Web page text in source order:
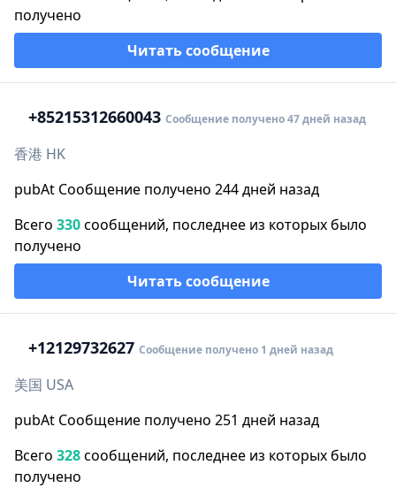
получено
Читать сообщение
+85215312660043 Сообщение получено 47 дней назад
香港 HK
pubAt Сообщение получено 244 дней назад
Всего 330сообщений, последнее из которых было
получено
Читать сообщение
+12129732627 Сообщение получено 1 дней назад
美国 USA
pubAt Сообщение получено 251 дней назад
Всего 328сообщений, последнее из которых было
получено